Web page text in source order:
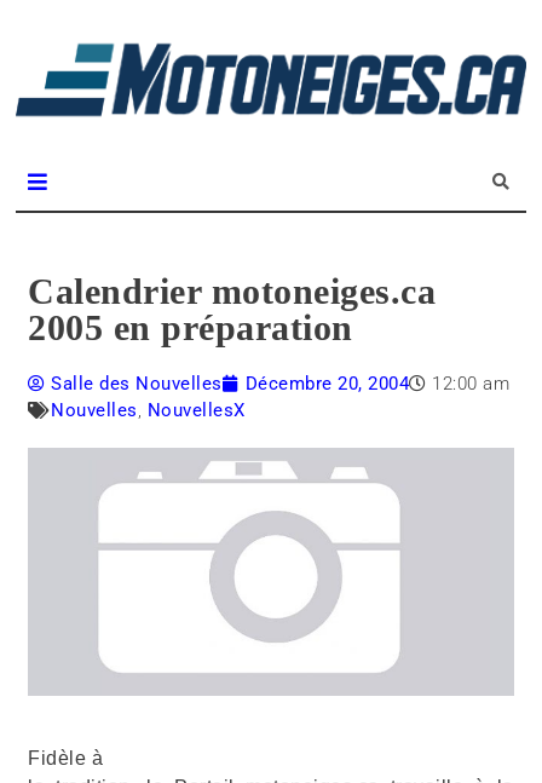
Calendrier motoneiges.ca
2005 en préparation
Salle des Nouvelles Décembre 20, 2004
12:00 am
Nouvelles, NouvellesX
Fidèle à